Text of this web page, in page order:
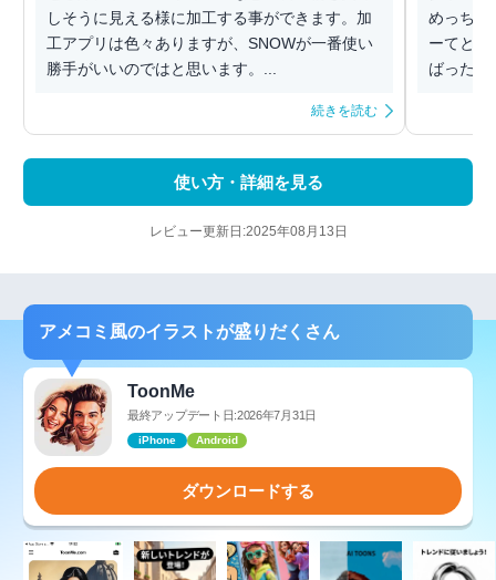
しそうに見える様に加工する事ができます。加
工アプリは色々ありますが、SNOWが一番使い
勝手がいいのではと思います。...
続きを読む
めっちゃ
ーてとこ
ばったり
使い方・詳細を見る
レビュー更新日:2025年08月13日
アメコミ風のイラストが盛りだくさん
ToonMe
最終アップデート日:2026年7月31日
iPhone Android
ダウンロードする